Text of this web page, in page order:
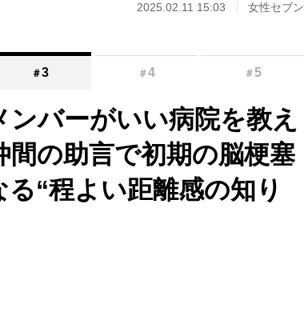
2025.02.11 15:03 女性セブン
＃3 ＃4 ＃5
ンバーがいい病院を教え
の助言で初期の脳梗塞
“程よい距離感の知り